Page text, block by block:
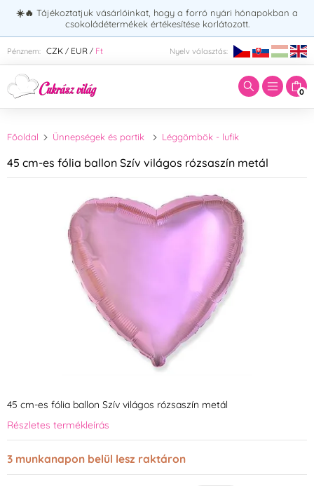
☀️🔥 Tájékoztatjuk vásárlóinkat, hogy a forró nyári hónapokban a
csokoládétermékek értékesítése korlátozott.
Pénznem: CZK / EUR / Ft Nyelv választás:
0
Adja meg a keresett kifejezést:
Főoldal Ünnepségek és partik Léggömbök - lufik
45 cm-es fólia ballon Szív világos rózsaszín metál
45 cm-es fólia ballon Szív világos rózsaszín metál
Részletes termékleírás
3 munkanapon belül lesz raktáron